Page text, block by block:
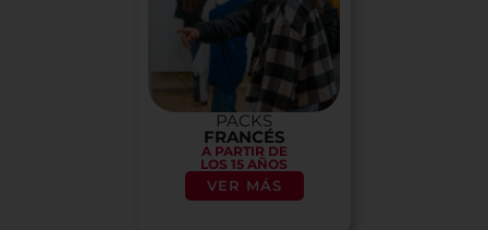
PACKS
FRANCÉS
A PARTIR DE
LOS 15 AÑOS
VER MÁS